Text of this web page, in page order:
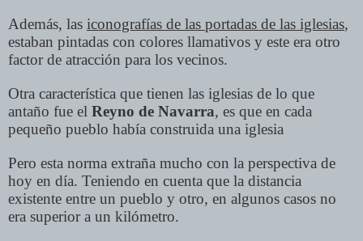
Además, las iconografías de las portadas de las iglesias,
estaban pintadas con colores llamativos y este era otro
factor de atracción para los vecinos.
Otra característica que tienen las iglesias de lo que
antaño fue el Reyno de Navarra, es que en cada
pequeño pueblo había construida una iglesia
Pero esta norma extraña mucho con la perspectiva de
hoy en día. Teniendo en cuenta que la distancia
existente entre un pueblo y otro, en algunos casos no
era superior a un kilómetro.